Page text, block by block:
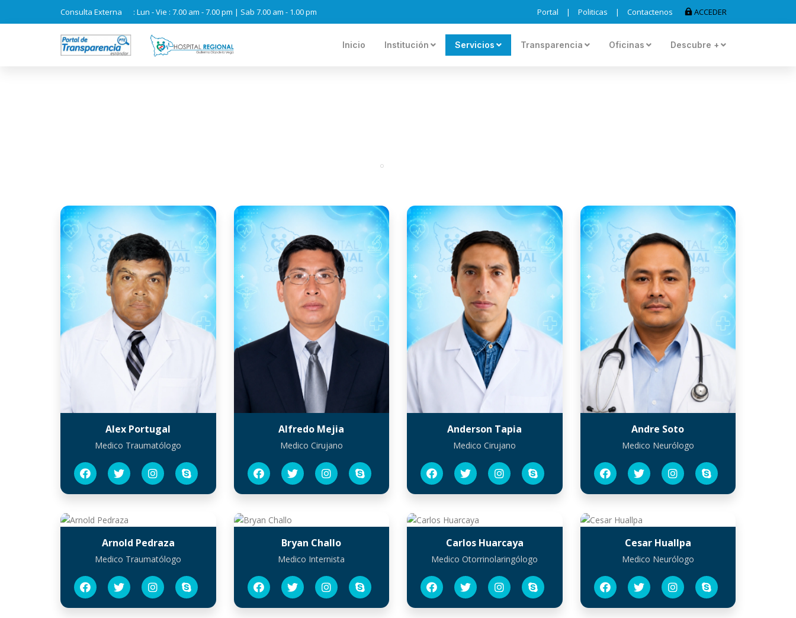
Consulta Externa : Lun - Vie : 7.00 am - 7.00 pm | Sab 7.00 am - 1.00 pm ACCEDER
Portal | Politicas | Contactenos
Inicio Institución Servicios Transparencia Oficinas Descubre +
Alex Portugal
Medico Traumatólogo
Alfredo Mejia
Medico Cirujano
Anderson Tapia
Medico Cirujano
Andre Soto
Medico Neurólogo
Arnold Pedraza
Medico Traumatólogo
Bryan Challo
Medico Internista
Carlos Huarcaya
Medico Otorrinolaringólogo
Cesar Huallpa
Medico Neurólogo